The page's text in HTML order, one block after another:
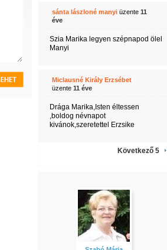
sánta lászloné manyiüzente 11
éve
Szia Marika legyen szépnapod ölel
Manyi
Miclausné Király Erzsébet
üzente 11 éve
Drága Marika,Isten éltessen
,boldog névnapot
kivánok,szeretettel Erzsike
Következő 5